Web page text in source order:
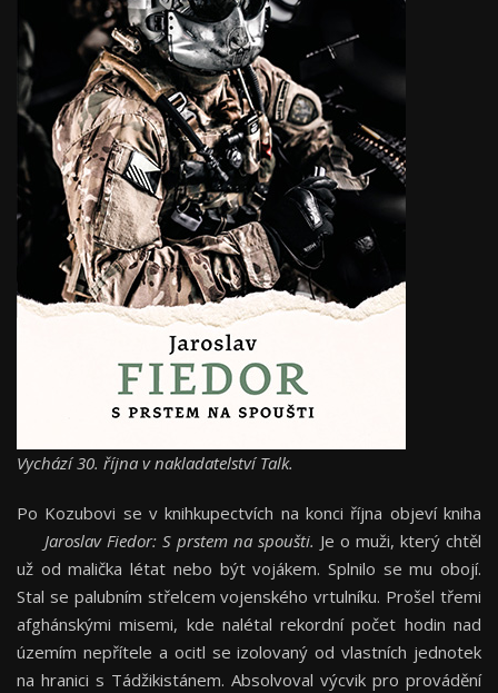
Vychází 30. října v nakladatelství Talk.
Po Kozubovi se v knihkupectvích na konci října objeví kniha
Jaroslav Fiedor: S prstem na spoušti. Je o muži, který chtěl
už od malička létat nebo být vojákem. Splnilo se mu obojí.
Stal se palubním střelcem vojenského vrtulníku. Prošel třemi
afghánskými misemi, kde nalétal rekordní počet hodin nad
územím nepřítele a ocitl se izolovaný od vlastních jednotek
na hranici s Tádžikistánem. Absolvoval výcvik pro provádění